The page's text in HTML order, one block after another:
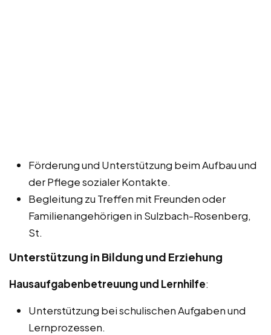
Förderung und Unterstützung beim Aufbau und
der Pflege sozialer Kontakte.
Begleitung zu Treffen mit Freunden oder
Familienangehörigen in Sulzbach-Rosenberg,
St.
Unterstützung in Bildung und Erziehung
Hausaufgabenbetreuung und Lernhilfe:
Unterstützung bei schulischen Aufgaben und
Lernprozessen.